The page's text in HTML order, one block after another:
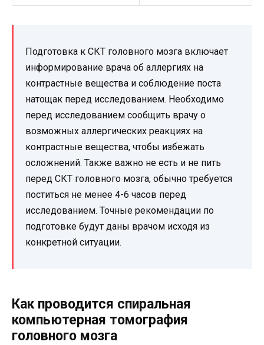
Подготовка к СКТ головного мозга включает
информирование врача об аллергиях на
контрастные вещества и соблюдение поста
натощак перед исследованием. Необходимо
перед исследованием сообщить врачу о
возможных аллергических реакциях на
контрастные вещества, чтобы избежать
осложнений. Также важно не есть и не пить
перед СКТ головного мозга, обычно требуется
поститься не менее 4-6 часов перед
исследованием. Точные рекомендации по
подготовке будут даны врачом исходя из
конкретной ситуации.
Как проводится спиральная
компьютерная томография
головного мозга